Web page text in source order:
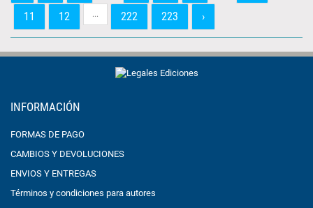
11
12 ... 222 223 ›
INFORMACIÓN
FORMAS DE PAGO
CAMBIOS Y DEVOLUCIONES
ENVIOS Y ENTREGAS
Términos y condiciones para autores